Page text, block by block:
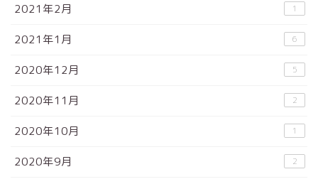
2021年2月 1
2021年1月 6
2020年12月 5
2020年11月 2
2020年10月 1
2020年9月 2